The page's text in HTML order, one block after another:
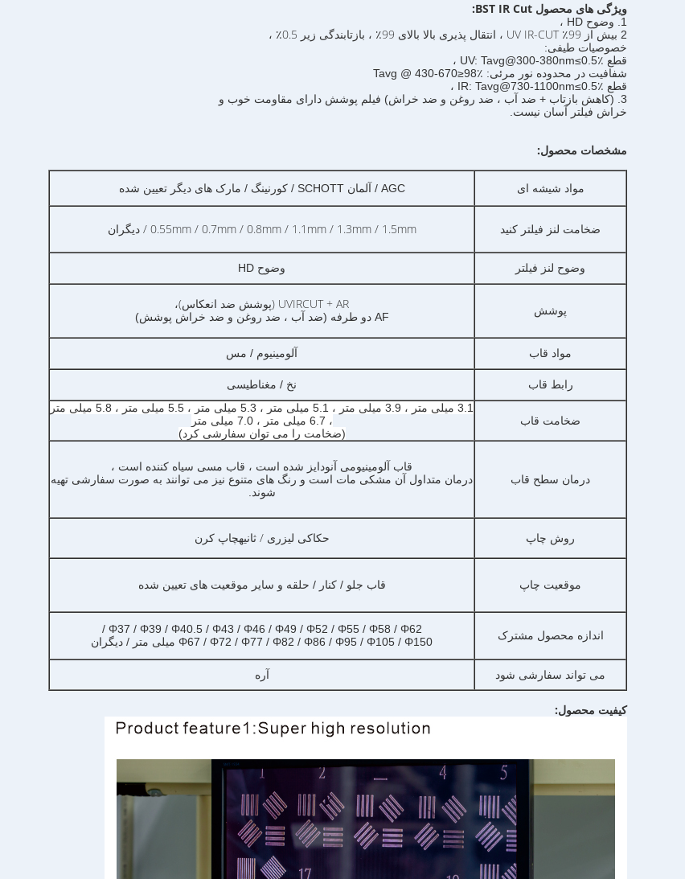
ویژگی های محصول BST IR Cut:
1. وضوح HD ،
2 بیش از 99٪ UV IR-CUT ، انتقال پذیری بالا بالای 99٪ ، بازتابندگی زیر 0.5٪ ،
خصوصیات طیفی:
قطع UV: Tavg@300-380nm≤0.5٪ ،
شفافیت در محدوده نور مرئی: Tavg @ 430-670≥98٪
قطع IR: Tavg@730-1100nm≤0.5٪ ،
3. (کاهش بازتاب + ضد آب ، ضد روغن و ضد خراش) فیلم پوشش دارای مقاومت خوب و
خراش فیلتر آسان نیست.
مشخصات محصول:
مواد شیشه ای AGC / آلمان SCHOTT / کورنینگ / مارک های دیگر تعیین شده
ضخامت لنز فیلتر کنید 0.55mm / 0.7mm / 0.8mm / 1.1mm / 1.3mm / 1.5mm / دیگران
وضوح لنز فیلتر وضوح HD
پوشش UVIRCUT + AR (پوشش ضد انعکاس)
،
AF دو طرفه (ضد آب ، ضد روغن و ضد خراش پوشش)
مواد قاب آلومینیوم / مس
رابط قاب نخ / مغناطیسی
ضخامت قاب
3.1 میلی متر ، 3.9 میلی متر ، 5.1 میلی متر ، 5.3 میلی متر ، 5.5 میلی متر ، 5.8 میلی متر
، 6.7 میلی متر ، 7.0 میلی متر
(ضخامت را می توان سفارشی کرد)
درمان سطح قاب
قاب آلومینیومی آنودایز شده است ، قاب مسی سیاه کننده است ،
درمان متداول آن مشکی مات است و رنگ های متنوع نیز می توانند به صورت سفارشی تهیه
شوند.
روش چاپ حکاکی لیزری/ ثانیهچاپ کرن
موقعیت چاپ قاب جلو / کنار / حلقه و سایر موقعیت های تعیین شده
اندازه محصول مشترک
Φ37 / Φ39 / Φ40.5 / Φ43 / Φ46 / Φ49 / Φ52 / Φ55 / Φ58 / Φ62 /
Φ67 / Φ72 / Φ77 / Φ82 / Φ86 / Φ95 / Φ105 / Φ150 میلی متر / دیگران
می تواند سفارشی شود آره
کیفیت محصول: